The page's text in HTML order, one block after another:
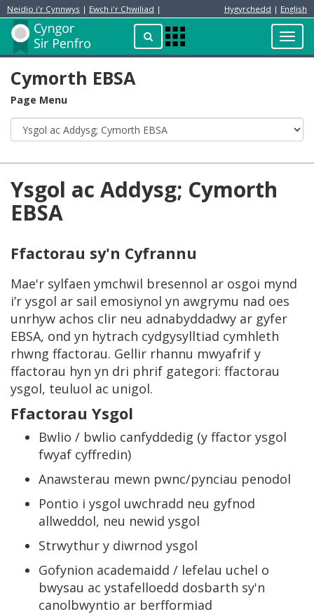
Neidio i'r Cynnwys | Ewch i'r Chwiliad | Hygyrchedd | English
ChwilioApps
Menu
Preswylydd
Cymorth EBSA
Page Menu
Ysgol ac Addysg; Cymorth
EBSA
Ffactorau sy'n Cyfrannu
Mae'r sylfaen ymchwil bresennol ar osgoi mynd
i’r ysgol ar sail emosiynol yn awgrymu nad oes
unrhyw achos clir neu adnabyddadwy ar gyfer
EBSA, ond yn hytrach cydgysylltiad cymhleth
rhwng ffactorau. Gellir rhannu mwyafrif y
ffactorau hyn yn dri phrif gategori: ffactorau
ysgol, teuluol ac unigol.
Ffactorau Ysgol
Bwlio / bwlio canfyddedig (y ffactor ysgol
fwyaf cyffredin)
Anawsterau mewn pwnc/pynciau penodol
Pontio i ysgol uwchradd neu gyfnod
allweddol, neu newid ysgol
Strwythur y diwrnod ysgol
Gofynion academaidd / lefelau uchel o
bwysau ac ystafelloedd dosbarth sy'n
canolbwyntio ar berfformiad